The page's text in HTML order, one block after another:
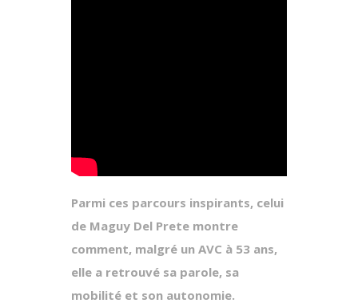
Parmi ces parcours inspirants, celui
de Maguy Del Prete montre
comment, malgré un AVC à 53 ans,
elle a retrouvé sa parole, sa
mobilité et son autonomie.